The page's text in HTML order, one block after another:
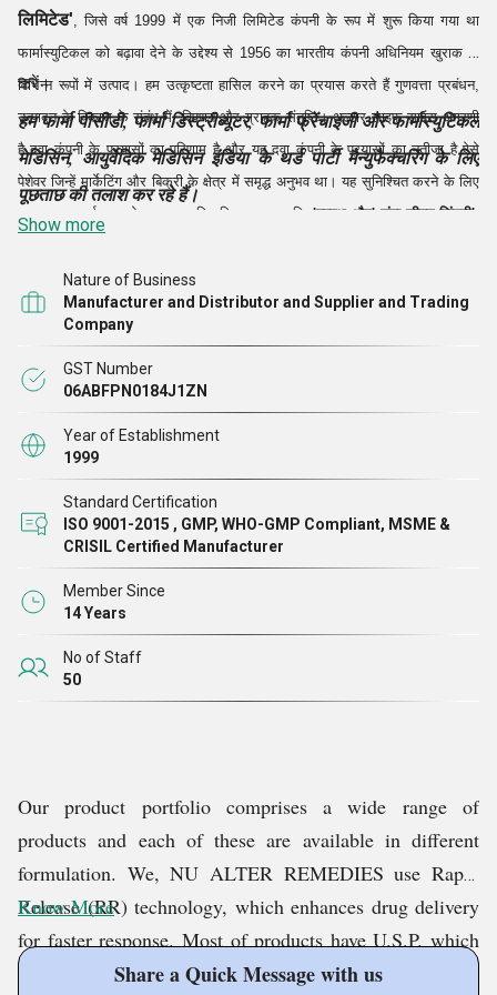
लिमिटेड', जिसे वर्ष 1999 में एक निजी लिमिटेड कंपनी के रूप में शुरू किया गया था
फार्मास्युटिकल को बढ़ावा देने के उद्देश्य से 1956 का भारतीय कंपनी अधिनियम खुराक के
विभिन्न रूपों में उत्पाद। हम उत्कृष्टता हासिल करने का प्रयास करते हैं गुणवत्ता प्रबंधन,
उत्पादन के विकास के संबंध में, विपणन और ग्राहक संतुष्टि। अल्टार लाइफ साइंस अग्रणी
है दवा कंपनी के प्रयासों का परिणाम है और यह दवा कंपनी के प्रयासों का नतीजा है ऐसे
पेशेवर जिन्हें मार्केटिंग और बिक्री के क्षेत्र में समृद्ध अनुभव था। यह सुनिश्चित करने के लिए
एकमात्र आदर्श वाक्य के साथ स्थापित किया गया था कि 'स्वस्थ और' लंबा जीवन जिंदगी'
ग्राहक संतुष्टि और बाजार की अग्रणी कीमत को पूरा
करें।
हम फार्मा पीसीडी, फार्मा डिस्ट्रीब्यूटर, फार्मा फ्रेंचाइजी और फार्मास्युटिकल
मेडिसिन, आयुर्वेदिक मेडिसिन इंडिया के थर्ड पार्टी मैन्युफैक्चरिंग के लिए
पूछताछ की तलाश कर रहे हैं।
Show more
Nature of Business
Manufacturer and Distributor and Supplier and Trading
Company
GST Number
06ABFPN0184J1ZN
Year of Establishment
1999
Standard Certification
ISO 9001-2015 , GMP, WHO-GMP Compliant, MSME &
CRISIL Certified Manufacturer
Member Since
14 Years
No of Staff
50
Our product portfolio comprises a wide range of
products and each of these are available in different
formulation. We, NU ALTER REMEDIES use Rapid
Release (RR) technology, which enhances drug delivery
for faster response. Most of products have U.S.P. which
keeps it one up against many ''ME Toos'' in the market.
Know More
Share a Quick Message with us